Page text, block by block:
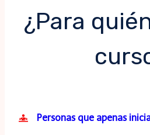
¿Para
Personas que apenas